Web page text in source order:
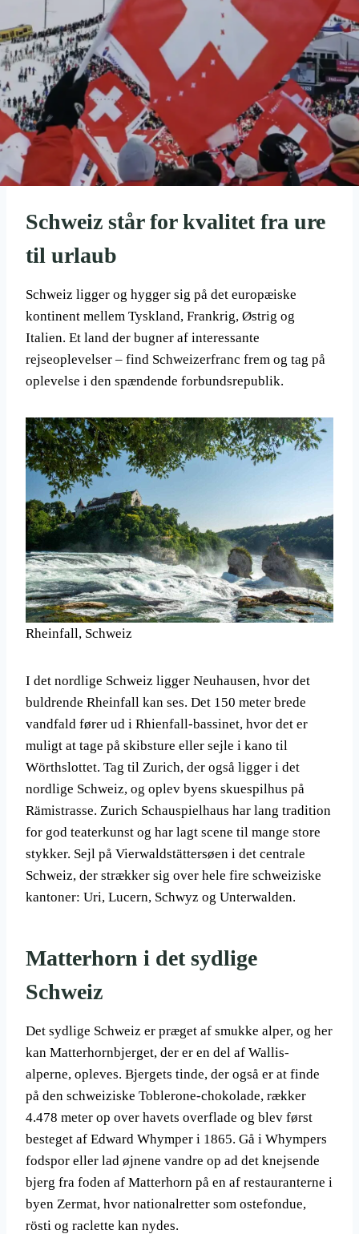
Schweiz står for kvalitet fra ure
til urlaub
Schweiz ligger og hygger sig på det europæiske
kontinent mellem Tyskland, Frankrig, Østrig og
Italien. Et land der bugner af interessante
rejseoplevelser – find Schweizerfranc frem og tag på
oplevelse i den spændende forbundsrepublik.
Rheinfall, Schweiz
I det nordlige Schweiz ligger Neuhausen, hvor det
buldrende Rheinfall kan ses. Det 150 meter brede
vandfald fører ud i Rhienfall-bassinet, hvor det er
muligt at tage på skibsture eller sejle i kano til
Wörthslottet. Tag til Zurich, der også ligger i det
nordlige Schweiz, og oplev byens skuespilhus på
Rämistrasse. Zurich Schauspielhaus har lang tradition
for god teaterkunst og har lagt scene til mange store
stykker. Sejl på Vierwaldstättersøen i det centrale
Schweiz, der strækker sig over hele fire schweiziske
kantoner: Uri, Lucern, Schwyz og Unterwalden.
Matterhorn i det sydlige
Schweiz
Det sydlige Schweiz er præget af smukke alper, og her
kan Matterhornbjerget, der er en del af Wallis-
alperne, opleves. Bjergets tinde, der også er at finde
på den schweiziske Toblerone-chokolade, rækker
4.478 meter op over havets overflade og blev først
besteget af Edward Whymper i 1865. Gå i Whympers
fodspor eller lad øjnene vandre op ad det knejsende
bjerg fra foden af Matterhorn på en af restauranterne i
byen Zermat, hvor nationalretter som ostefondue,
rösti og raclette kan nydes.